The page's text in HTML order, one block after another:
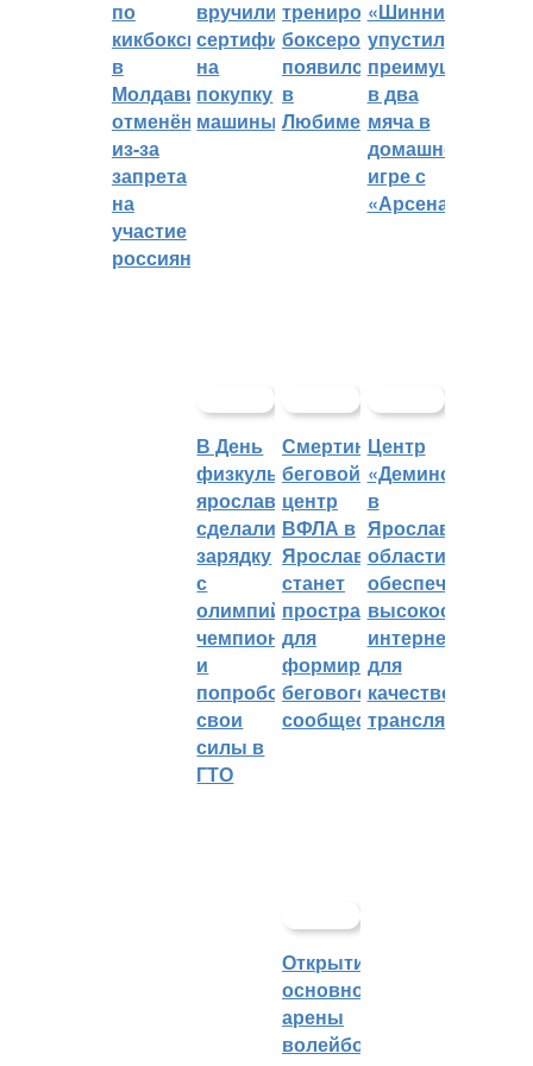
по
кикбоксингу
в
Молдавии
отменён
из-за
запрета
на
участие
россиян
вручили
сертификат
на
покупку
машины
тренировок
боксеров
появился
в
Любиме
«Шинник»
упустил
преимущество
в два
мяча в
домашней
игре с
«Арсеналом»
В День
физкультурника
ярославцы
сделали
зарядку
с
олимпийским
чемпионом
и
попробовали
свои
силы в
ГТО
Смертин:
беговой
центр
ВФЛА в
Ярославле
станет
пространством
для
формирования
бегового
сообщества
Центр
«Демино»
в
Ярославской
области
обеспечивают
интернетом
для
качественных
трансляций
Открытие
основной
арены
волейбольного